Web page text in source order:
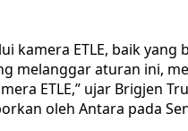
kamera ETLE, baik yang
melanggar aturan ini,
ETLE,” ujar Brigjen
oleh Antara pada